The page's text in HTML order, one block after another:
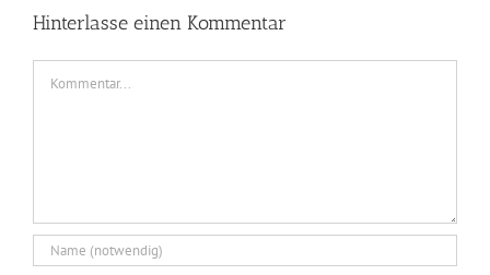
Hinterlasse einen Kommentar
Kommentar